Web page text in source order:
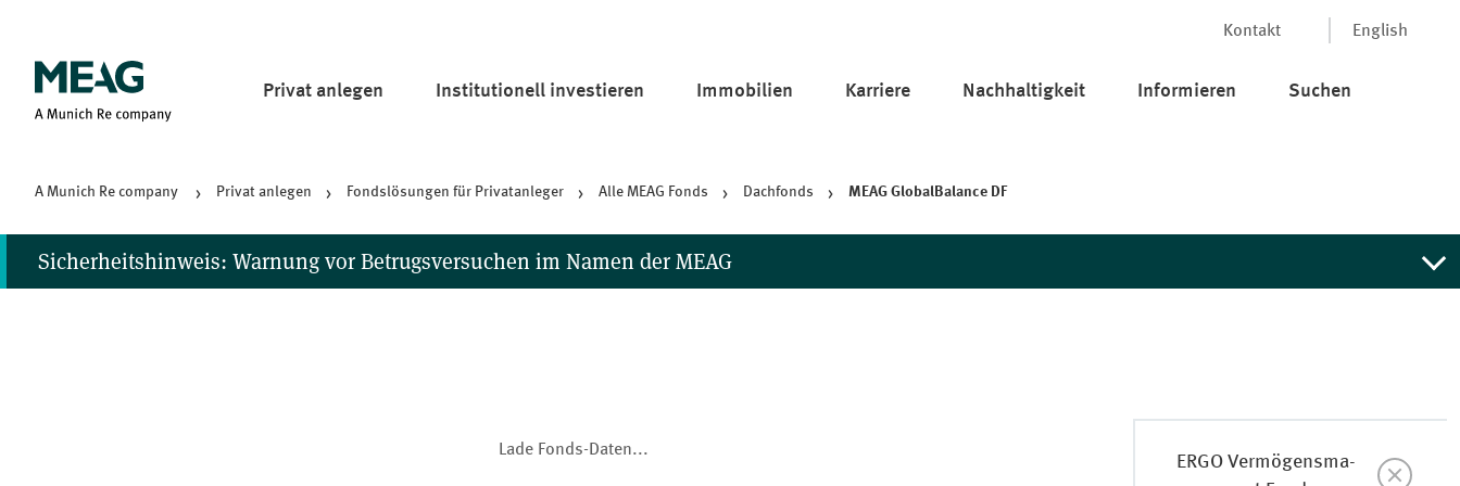
Pri­vat anlegen In­sti­tu­tio­nell investieren Immobilien Karriere Nachhaltigkeit Informieren Suchen
Kontakt English
A Mu­nich Re company Pri­vat anlegen Fonds­lö­sun­gen für Privatanleger Alle MEAG Fonds Dachfonds MEAG Glo­bal­Ba­lan­ce DF
Sicherheitshinweis: Warnung vor Betrugsversuchen im Namen der MEAG
zu befolgen oder Zahlungen zu leisten, gehen Sie bitte nicht darauf ein. Melden Sie bitte zweifelhafte Aktivitäten an
ERGO Ver­mö­gens­ma­